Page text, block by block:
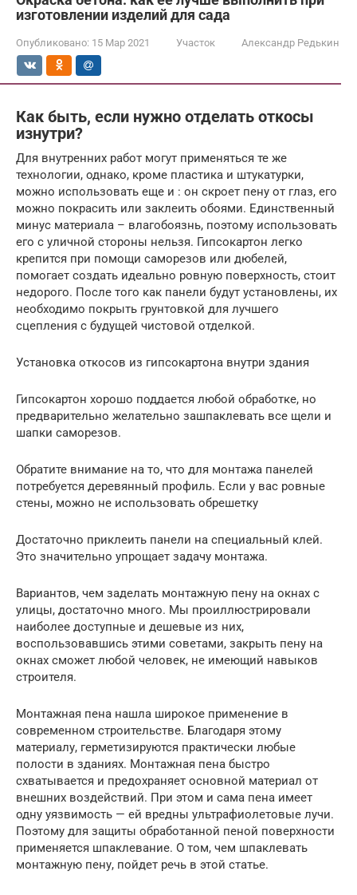
изготовлении изделий для сада
Опубликовано: 15 Мар 2021 Участок Александр Редькин
Как быть, если нужно отделать откосы
изнутри?
Для внутренних работ могут применяться те же
технологии, однако, кроме пластика и штукатурки,
можно использовать еще и : он скроет пену от глаз, его
можно покрасить или заклеить обоями. Единственный
минус материала – влагобоязнь, поэтому использовать
его с уличной стороны нельзя. Гипсокартон легко
крепится при помощи саморезов или дюбелей,
помогает создать идеально ровную поверхность, стоит
недорого. После того как панели будут установлены, их
необходимо покрыть грунтовкой для лучшего
сцепления с будущей чистовой отделкой.
Установка откосов из гипсокартона внутри здания
Гипсокартон хорошо поддается любой обработке, но
предварительно желательно зашпаклевать все щели и
шапки саморезов.
Обратите внимание на то, что для монтажа панелей
потребуется деревянный профиль. Если у вас ровные
стены, можно не использовать обрешетку
Достаточно приклеить панели на специальный клей.
Это значительно упрощает задачу монтажа.
Вариантов, чем заделать монтажную пену на окнах с
улицы, достаточно много. Мы проиллюстрировали
наиболее доступные и дешевые из них,
воспользовавшись этими советами, закрыть пену на
окнах сможет любой человек, не имеющий навыков
строителя.
Монтажная пена нашла широкое применение в
современном строительстве. Благодаря этому
материалу, герметизируются практически любые
полости в зданиях. Монтажная пена быстро
схватывается и предохраняет основной материал от
внешних воздействий. При этом и сама пена имеет
одну уязвимость — ей вредны ультрафиолетовые лучи.
Поэтому для защиты обработанной пеной поверхности
применяется шпаклевание. О том, чем шпаклевать
монтажную пену, пойдет речь в этой статье.